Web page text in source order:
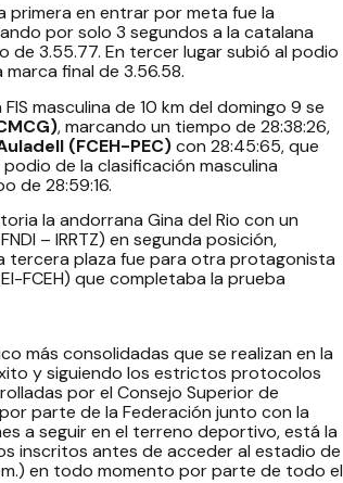
primera en entrar por meta fue la
por solo 3 segundos a la catalana
de 3.55.77. En tercer lugar subió al podio
marca final de 3.56.58.
masculina de 10 km del domingo 9 se
,marcando un tiempo de 28:38:26,
(FCEH-PEC)con 28:45:65, que
de la clasificación masculina
de 28:59:16.
la andorrana Gina del Rio con un
– IRRTZ) en segunda posición,
tercera plaza fue para otra protagonista
FCEH) que completaba la prueba
más consolidadas que se realizan en la
y siguiendo los estrictos protocolos
por el Consejo Superior de
parte de la Federación junto con la
a seguir en el terreno deportivo, está la
inscritos antes de acceder al estadio de
en todo momento por parte de todo el